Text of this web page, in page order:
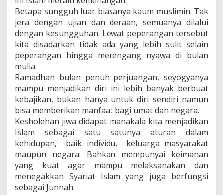
Betapa sungguh luar biasanya kaum muslimin. Tak
jera dengan ujian dan deraan, semuanya dilalui
dengan kesungguhan. Lewat peperangan tersebut
kita disadarkan tidak ada yang lebih sulit selain
peperangan hingga merengang nyawa di bulan
mulia.
Ramadhan bulan penuh perjuangan, seyogyanya
mampu menjadikan diri ini lebih banyak berbuat
kebajikan, bukan hanya untuk diri sendiri namun
bisa memberikan manfaat bagi umat dan negara.
Kesholehan jiwa didapat manakala kita menjadikan
Islam sebagai satu satunya aturan dalam
kehidupan, baik individu, keluarga masyarakat
maupun negara. Bahkan mempunyai keimanan
yang kuat agar mampu melaksanakan dan
menegakkan Syariat Islam yang juga berfungsi
sebagai Junnah.